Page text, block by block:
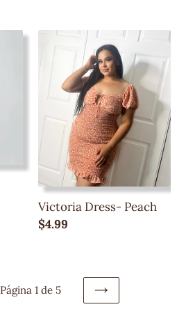
Dress-
Peach
Victoria Dress- Peach
Precio
$4.99
Página 1 de 5
SIGUIENTE